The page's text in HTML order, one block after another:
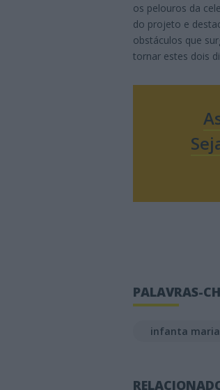
os pelouros da
do projeto e
obstáculos que
tornar estes dois
PALAVRAS-
infanta